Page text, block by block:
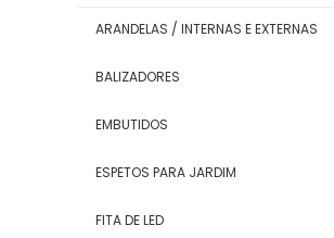
ARANDELAS / INTERNAS E EXTERNAS
BALIZADORES
EMBUTIDOS
ESPETOS PARA JARDIM
FITA DE LED